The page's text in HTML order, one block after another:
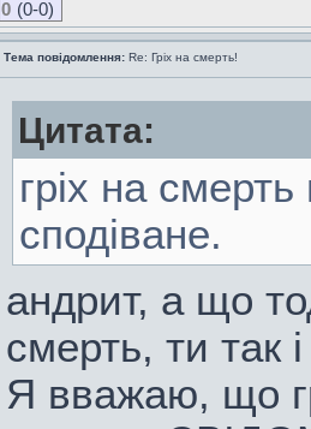
0 (0-0)
Тема повідомлення: Re: Гріх на смерть!
Цитата:
гріх на
сподіване.
андрит, а що
смерть, ти так
Я вважаю, що